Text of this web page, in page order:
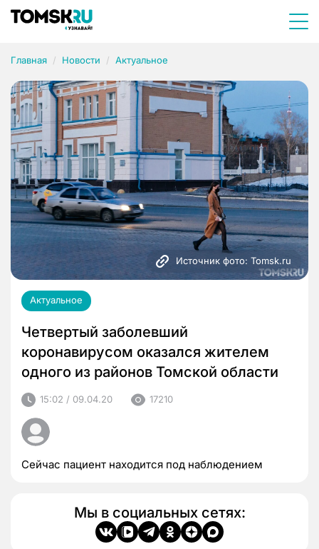
Главная Новости Актуальное
Источник фото: Tomsk.ru
Актуальное
Четвертый заболевший
коронавирусом оказался жителем
одного из районов Томской области
15:02 / 09.04.20 17210
Сейчас пациент находится под наблюдением
Мы в социальных сетях: